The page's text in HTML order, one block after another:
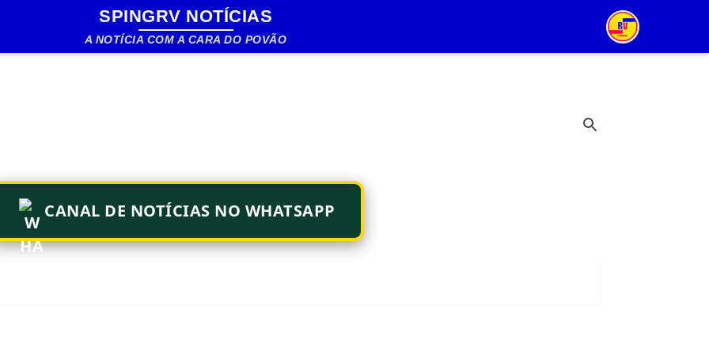
Pular para o conteúdo principal
SPINGRV NOTÍCIAS
A NOTÍCIA COM A CARA DO POVÃO
CANAL DE NOTÍCIAS NO WHATSAPP